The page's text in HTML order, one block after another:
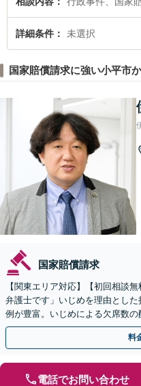
無料で国家賠償請求を法律相談で
どでお困りの相談者さんにおすすめ
詳細条件 未選択
国家賠償請求に強い小平市
国家賠償請求
【関東エリア対応】【初回相談
弁護士です」いじめを理由とし
例が豊富。いじめによる欠席数
可能です【夜間・休日相談可】【
料
電話でお問い合わせ